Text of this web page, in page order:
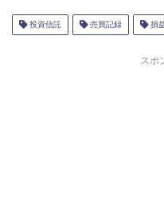
投資信託 売買記録 損
スポ